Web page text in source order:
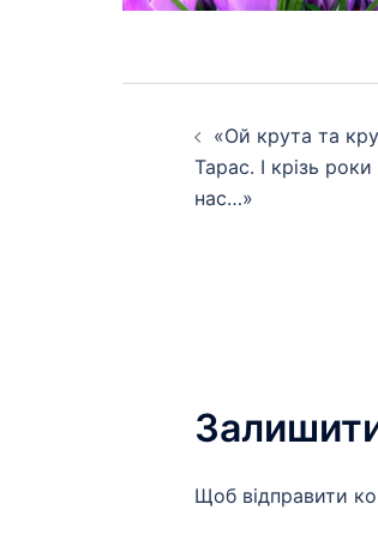
Навігація
«Ой крута та
Тарас. І крізь
нас…»
Щоб відправити